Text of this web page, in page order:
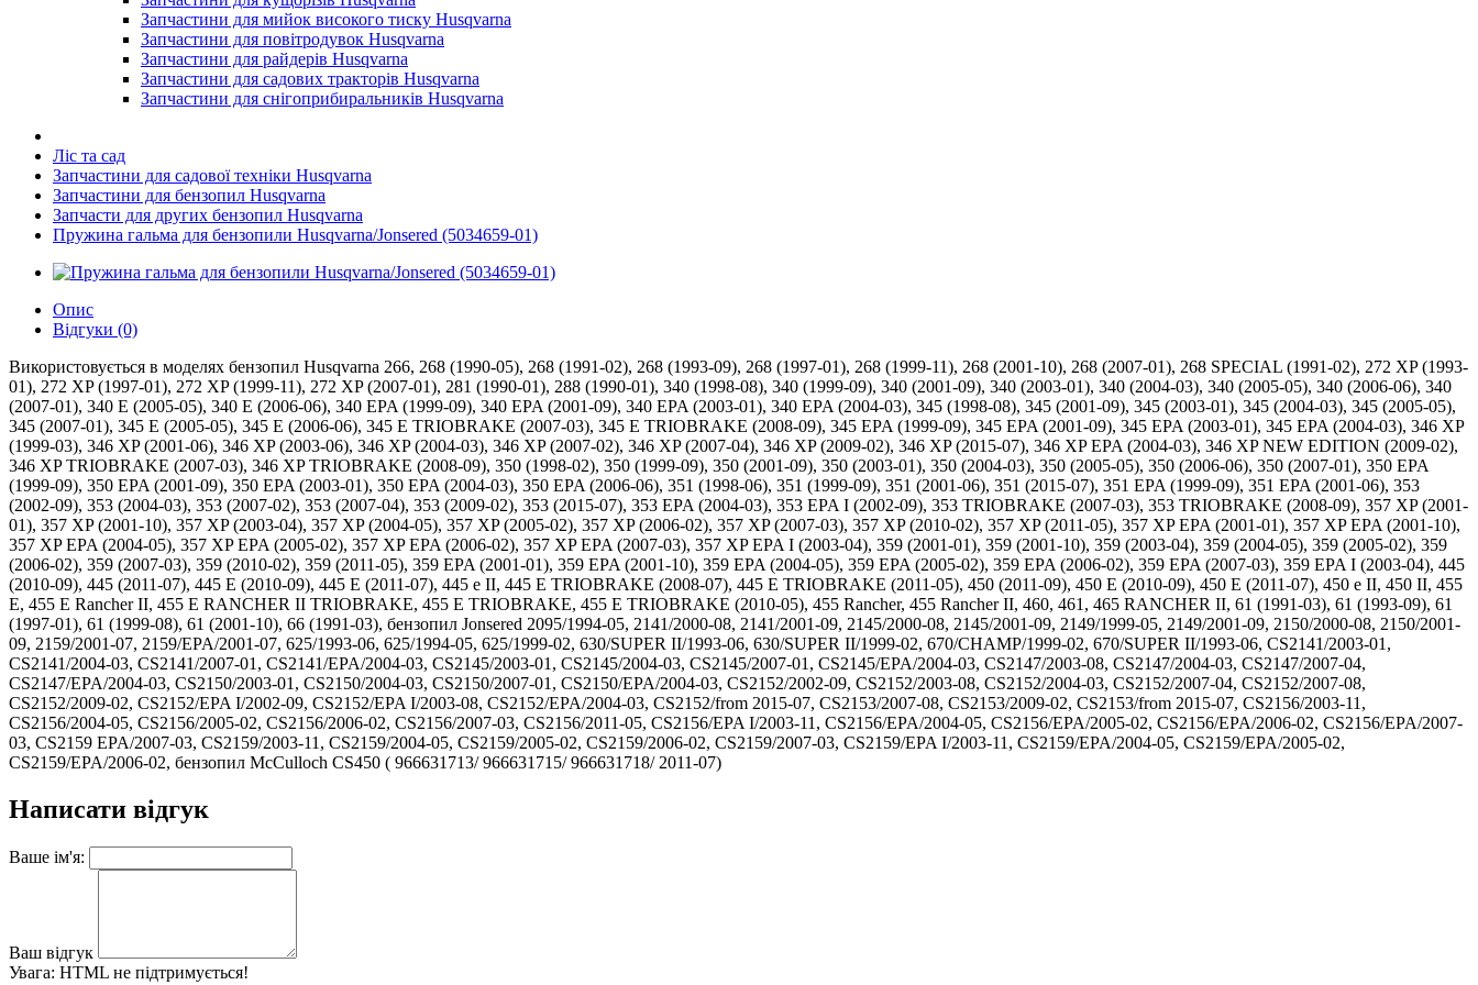
Запчастини для мийок високого тиску Husqvarna
Запчастини для повітродувок Husqvarna
Запчастини для райдерів Husqvarna
Запчастини для садових тракторів Husqvarna
Запчастини для снігоприбиральників Husqvarna
Ліс та сад
Запчастини для садової техніки Husqvarna
Запчастини для бензопил Husqvarna
Запчасти для других бензопил Husqvarna
Пружина гальма для бензопили Husqvarna/Jonsered (5034659-01)
Опис
Відгуки (0)
Використовується в моделях бензопил Husqvarna 266, 268 (1990-05), 268 (1991-02), 268 (1993-09), 268 (1997-01), 268 (1999-11), 268 (2001-10), 268 (2007-01), 268 SPECIAL (1991-02), 272 XP (1993-
01), 272 XP (1997-01), 272 XP (1999-11), 272 XP (2007-01), 281 (1990-01), 288 (1990-01), 340 (1998-08), 340 (1999-09), 340 (2001-09), 340 (2003-01), 340 (2004-03), 340 (2005-05), 340 (2006-06), 340
(2007-01), 340 E (2005-05), 340 E (2006-06), 340 EPA (1999-09), 340 EPA (2001-09), 340 EPA (2003-01), 340 EPA (2004-03), 345 (1998-08), 345 (2001-09), 345 (2003-01), 345 (2004-03), 345 (2005-05),
345 (2007-01), 345 E (2005-05), 345 E (2006-06), 345 E TRIOBRAKE (2007-03), 345 E TRIOBRAKE (2008-09), 345 EPA (1999-09), 345 EPA (2001-09), 345 EPA (2003-01), 345 EPA (2004-03), 346 XP
(1999-03), 346 XP (2001-06), 346 XP (2003-06), 346 XP (2004-03), 346 XP (2007-02), 346 XP (2007-04), 346 XP (2009-02), 346 XP (2015-07), 346 XP EPA (2004-03), 346 XP NEW EDITION (2009-02),
346 XP TRIOBRAKE (2007-03), 346 XP TRIOBRAKE (2008-09), 350 (1998-02), 350 (1999-09), 350 (2001-09), 350 (2003-01), 350 (2004-03), 350 (2005-05), 350 (2006-06), 350 (2007-01), 350 EPA
(1999-09), 350 EPA (2001-09), 350 EPA (2003-01), 350 EPA (2004-03), 350 EPA (2006-06), 351 (1998-06), 351 (1999-09), 351 (2001-06), 351 (2015-07), 351 EPA (1999-09), 351 EPA (2001-06), 353
(2002-09), 353 (2004-03), 353 (2007-02), 353 (2007-04), 353 (2009-02), 353 (2015-07), 353 EPA (2004-03), 353 EPA I (2002-09), 353 TRIOBRAKE (2007-03), 353 TRIOBRAKE (2008-09), 357 XP (2001-
01), 357 XP (2001-10), 357 XP (2003-04), 357 XP (2004-05), 357 XP (2005-02), 357 XP (2006-02), 357 XP (2007-03), 357 XP (2010-02), 357 XP (2011-05), 357 XP EPA (2001-01), 357 XP EPA (2001-10),
357 XP EPA (2004-05), 357 XP EPA (2005-02), 357 XP EPA (2006-02), 357 XP EPA (2007-03), 357 XP EPA I (2003-04), 359 (2001-01), 359 (2001-10), 359 (2003-04), 359 (2004-05), 359 (2005-02), 359
(2006-02), 359 (2007-03), 359 (2010-02), 359 (2011-05), 359 EPA (2001-01), 359 EPA (2001-10), 359 EPA (2004-05), 359 EPA (2005-02), 359 EPA (2006-02), 359 EPA (2007-03), 359 EPA I (2003-04), 445
(2010-09), 445 (2011-07), 445 E (2010-09), 445 E (2011-07), 445 e II, 445 E TRIOBRAKE (2008-07), 445 E TRIOBRAKE (2011-05), 450 (2011-09), 450 E (2010-09), 450 E (2011-07), 450 e II, 450 II, 455
E, 455 E Rancher II, 455 E RANCHER II TRIOBRAKE, 455 E TRIOBRAKE, 455 E TRIOBRAKE (2010-05), 455 Rancher, 455 Rancher II, 460, 461, 465 RANCHER II, 61 (1991-03), 61 (1993-09), 61
(1997-01), 61 (1999-08), 61 (2001-10), 66 (1991-03), бензопил Jonsered 2095/1994-05, 2141/2000-08, 2141/2001-09, 2145/2000-08, 2145/2001-09, 2149/1999-05, 2149/2001-09, 2150/2000-08, 2150/2001-
09, 2159/2001-07, 2159/EPA/2001-07, 625/1993-06, 625/1994-05, 625/1999-02, 630/SUPER II/1993-06, 630/SUPER II/1999-02, 670/CHAMP/1999-02, 670/SUPER II/1993-06, CS2141/2003-01,
CS2141/2004-03, CS2141/2007-01, CS2141/EPA/2004-03, CS2145/2003-01, CS2145/2004-03, CS2145/2007-01, CS2145/EPA/2004-03, CS2147/2003-08, CS2147/2004-03, CS2147/2007-04,
CS2147/EPA/2004-03, CS2150/2003-01, CS2150/2004-03, CS2150/2007-01, CS2150/EPA/2004-03, CS2152/2002-09, CS2152/2003-08, CS2152/2004-03, CS2152/2007-04, CS2152/2007-08,
CS2152/2009-02, CS2152/EPA I/2002-09, CS2152/EPA I/2003-08, CS2152/EPA/2004-03, CS2152/from 2015-07, CS2153/2007-08, CS2153/2009-02, CS2153/from 2015-07, CS2156/2003-11,
CS2156/2004-05, CS2156/2005-02, CS2156/2006-02, CS2156/2007-03, CS2156/2011-05, CS2156/EPA I/2003-11, CS2156/EPA/2004-05, CS2156/EPA/2005-02, CS2156/EPA/2006-02, CS2156/EPA/2007-
03, CS2159 EPA/2007-03, CS2159/2003-11, CS2159/2004-05, CS2159/2005-02, CS2159/2006-02, CS2159/2007-03, CS2159/EPA I/2003-11, CS2159/EPA/2004-05, CS2159/EPA/2005-02,
CS2159/EPA/2006-02, бензопил McCulloch CS450 ( 966631713/ 966631715/ 966631718/ 2011-07)
Написати відгук
Ваше ім'я:
Ваш відгук
Увага: HTML не підтримується!